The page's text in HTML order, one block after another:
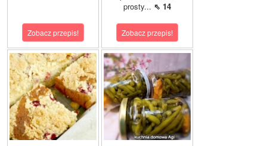
Zobacz przepis!
prosty... ⇖ 14
Zobacz przepis!